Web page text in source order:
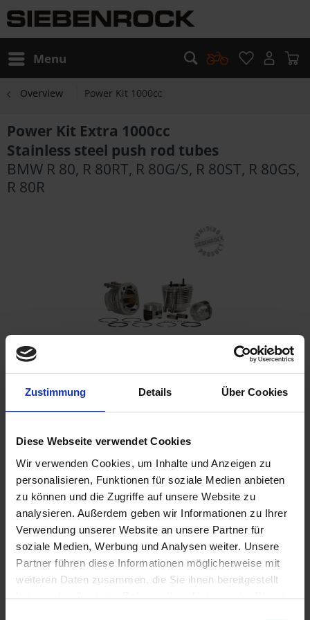
Zustimmung Details Über Cookies
Diese Webseite verwendet Cookies
Wir verwenden Cookies, um Inhalte und Anzeigen zu
personalisieren, Funktionen für soziale Medien anbieten
zu können und die Zugriffe auf unsere Website zu
analysieren. Außerdem geben wir Informationen zu Ihrer
Verwendung unserer Website an unsere Partner für
soziale Medien, Werbung und Analysen weiter. Unsere
Partner führen diese Informationen möglicherweise mit
weiteren Daten zusammen, die Sie ihnen bereitgestellt
haben oder die sie im Rahmen Ihrer Nutzung der Dienste
Menu
Overview Power Kit 1000cc
Power Kit Extra 1000cc
Stainless steel push rod tubes
BMW R 80, R 80RT, R 80G/S, R 80ST, R 80GS,
R 80R
€1,239.00
Ready to ship today, Delivery time appr. 2-4 workdays within
Add toshopping cart
Remember Comment
part no.: 1100082
Description
Plug & Play kit. The ultimate 1000 cc conversion kit for all